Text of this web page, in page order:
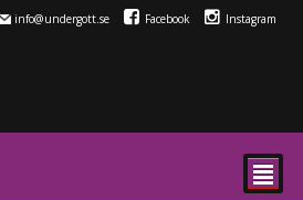
info@undergott.se Facebook Instagram
²